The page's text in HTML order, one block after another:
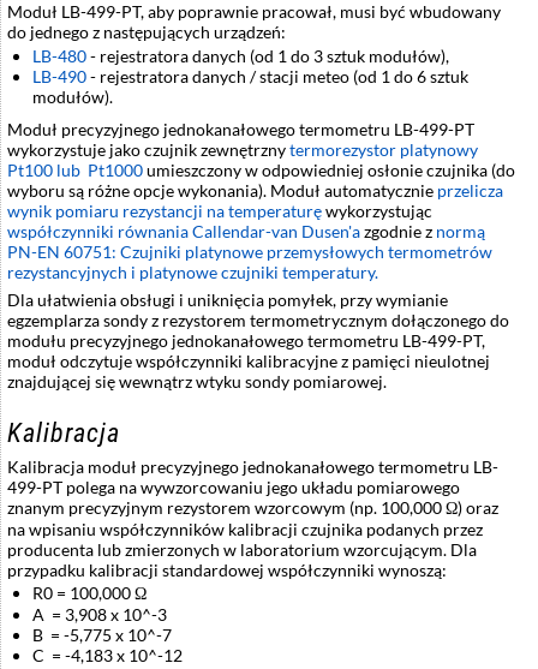
Moduł LB-499-PT, aby poprawnie pracował, musi być wbudowany
do jednego z następujących urządzeń:
LB-480- rejestratora danych (od 1 do 3 sztuk modułów),
LB-490- rejestratora danych / stacji meteo (od 1 do 6 sztuk
modułów).
Moduł precyzyjnego jednokanałowego termometru LB-499-PT
wykorzystuje jako czujnik zewnętrznytermorezystor platynowy
Pt100 lub Pt1000umieszczony w odpowiedniej osłonie czujnika (do
wyboru są różne opcje wykonania). Moduł automatycznie przelicza
wynik pomiaru rezystancji na temperaturęwykorzystując
współczynniki równania Callendar-van Dusen'azgodnie z normą
PN-EN 60751: Czujniki platynowe przemysłowych termometrów
rezystancyjnych i platynowe czujniki temperatury.
Dla ułatwienia obsługi i uniknięcia pomyłek, przy wymianie
egzemplarza sondy z rezystorem termometrycznym dołączonego do
modułu precyzyjnego jednokanałowego termometru LB-499-PT,
moduł odczytuje współczynniki kalibracyjne z pamięci nieulotnej
znajdującej się wewnątrz wtyku sondy pomiarowej.
Kalibracja
Kalibracja moduł precyzyjnego jednokanałowego termometru LB-
499-PT polega na wywzorcowaniu jego układu pomiarowego
znanym precyzyjnym rezystorem wzorcowym (np. 100,000 Ω) oraz
na wpisaniu współczynników kalibracji czujnika podanych przez
producenta lub zmierzonych w laboratorium wzorcującym. Dla
przypadku kalibracji standardowej współczynniki wynoszą:
R0 = 100,000 Ω
A = 3,908 x 10^-3
B = -5,775 x 10^-7
C = -4,183 x 10^-12